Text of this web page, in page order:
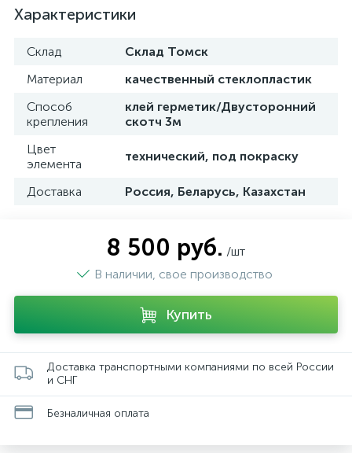
Характеристики
Склад
Склад Томск
Материал
качественный стеклопластик
Способ
крепления
клей герметик/Двусторонний
скотч 3м
Цвет
элемента
технический, под покраску
Доставка Россия, Беларусь, Казахстан
8 500 руб. /шт
В наличии, свое производство
Купить
Доставка транспортными компаниями по всей России
и СНГ
Безналичная оплата